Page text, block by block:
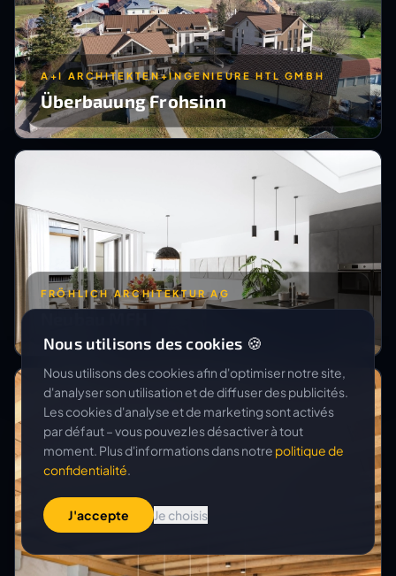
A+I ARCHITEKTEN+INGENIEURE HTL GMBH
Überbauung Frohsinn
FRÖHLICH ARCHITEKTUR AG
Nous utilisons des cookies 🍪
Nous utilisons des cookies afin d'optimiser notre site,
d'analyser son utilisation et de diffuser des publicités.
Les cookies d'analyse et de marketing sont activés
par défaut – vous pouvez les désactiver à tout
moment. Plus d'informations dans notre politique de
confidentialité.
J'accepte Je choisis